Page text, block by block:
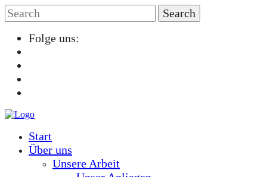
Folge uns:
Start
Über uns
Unsere Arbeit